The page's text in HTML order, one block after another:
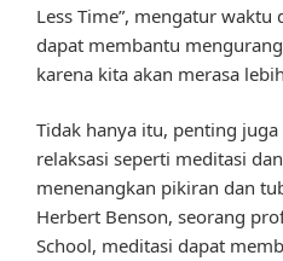
Less Time”, mengatur
dapat membantu
karena kita akan merasa
Tidak hanya itu, penting
relaksasi seperti meditasi
menenangkan pikiran dan
Herbert Benson, seorang
School, meditasi dapat